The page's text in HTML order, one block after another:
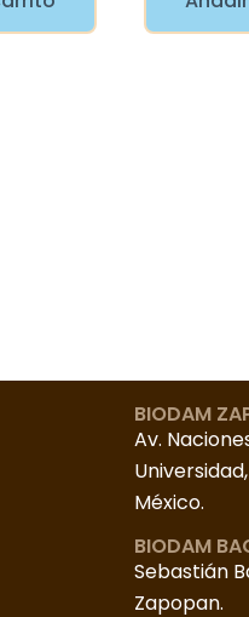
BIODAM
Av.
México.
BIODAM
Sebastián
Zapopan.